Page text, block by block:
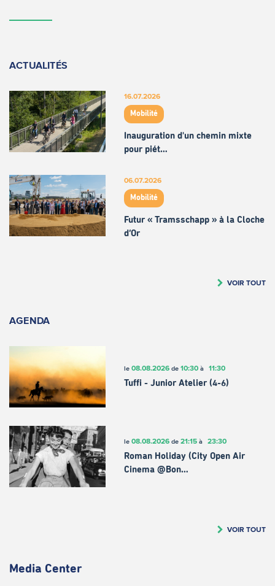
ACTUALITÉS
16.07.2026
Mobilité
Inauguration d'un chemin mixte
pour piét…
06.07.2026
Mobilité
Futur « Tramsschapp » à la Cloche
d’Or
VOIR TOUT
AGENDA
le 08.08.2026de 10:30à 11:30
Tuffi - Junior Atelier (4-6)
le 08.08.2026de 21:15à 23:30
Roman Holiday (City Open Air
Cinema @Bon…
VOIR TOUT
Media Center